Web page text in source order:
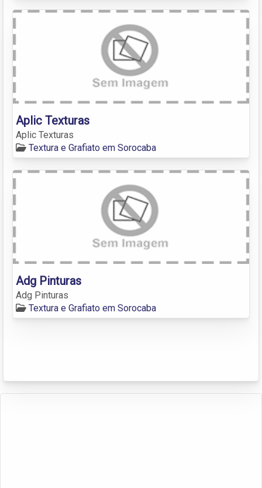
Aplic Texturas
Aplic Texturas
Textura e Grafiato em Sorocaba
Adg Pinturas
Adg Pinturas
Textura e Grafiato em Sorocaba